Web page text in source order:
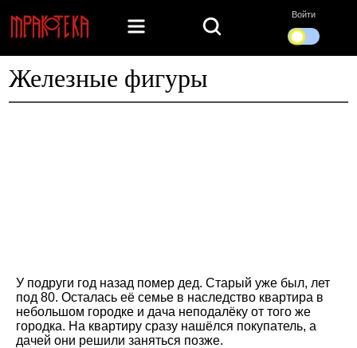
Войти
Железные фигуры
У подруги год назад помер дед. Старый уже был, лет
под 80. Осталась её семье в наследство квартира в
небольшом городке и дача неподалёку от того же
городка. На квартиру сразу нашёлся покупатель, а
дачей они решили заняться позже.